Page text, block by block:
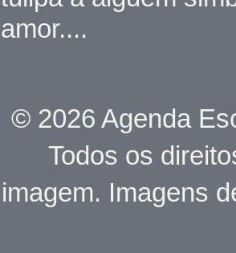
amor....
© 2026 Agenda
Todos os
imagem. Imagens